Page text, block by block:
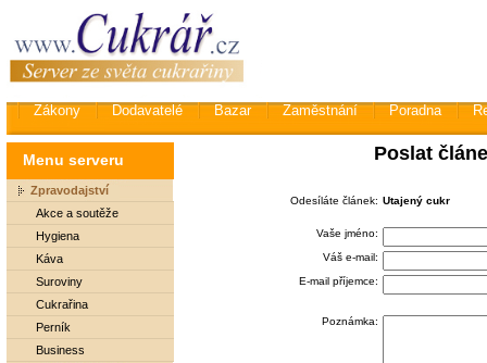
Zákony Dodavatelé Bazar Zaměstnání Poradna
Menu serveru
Zpravodajství
Akce a soutěže
Hygiena
Káva
Suroviny
Cukrařina
Perník
Business
Poslat
Odesíláte článek: Utajený cukr
Vaše jméno:
Váš e-mail:
E-mail příjemce:
Poznámka: